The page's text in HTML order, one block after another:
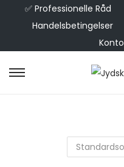
✅ Professionelle Råd
Handelsbetingelser
Konto